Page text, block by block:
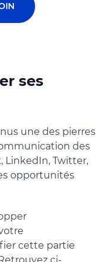
ses
une des pierres
des
LinkedIn, Twitter,
opportunités
cette partie